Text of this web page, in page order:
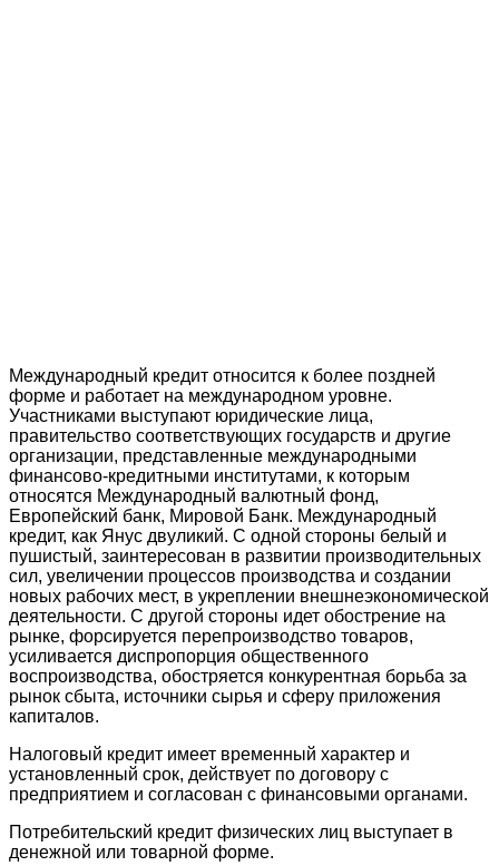
Международный кредит относится к более поздней
форме и работает на международном уровне.
Участниками выступают юридические лица,
правительство соответствующих государств и другие
организации, представленные международными
финансово-кредитными институтами, к которым
относятся Международный валютный фонд,
Европейский банк, Мировой Банк. Международный
кредит, как Янус двуликий. С одной стороны белый и
пушистый, заинтересован в развитии производительных
сил, увеличении процессов производства и создании
новых рабочих мест, в укреплении внешнеэкономической
деятельности. С другой стороны идет обострение на
рынке, форсируется перепроизводство товаров,
усиливается диспропорция общественного
воспроизводства, обостряется конкурентная борьба за
рынок сбыта, источники сырья и сферу приложения
капиталов.
Налоговый кредит имеет временный характер и
установленный срок, действует по договору с
предприятием и согласован с финансовыми органами.
Потребительский кредит физических лиц выступает в
денежной или товарной форме.